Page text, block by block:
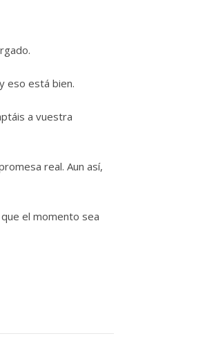
eso está bien.
a vuestra
real. Aun así,
el momento sea